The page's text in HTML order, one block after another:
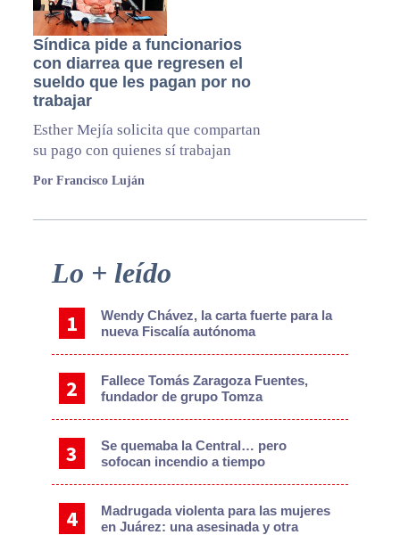
Síndica pide a funcionarios
con diarrea que regresen el
sueldo que les pagan por no
trabajar
Esther Mejía solicita que compartan
su pago con quienes sí trabajan
Por Francisco Luján
Primary
Lo + leído
Wendy Chávez, la carta fuerte para la
nueva Fiscalía autónoma
Fallece Tomás Zaragoza Fuentes,
fundador de grupo Tomza
Se quemaba la Central… pero
sofocan incendio a tiempo
Madrugada violenta para las mujeres
en Juárez: una asesinada y otra